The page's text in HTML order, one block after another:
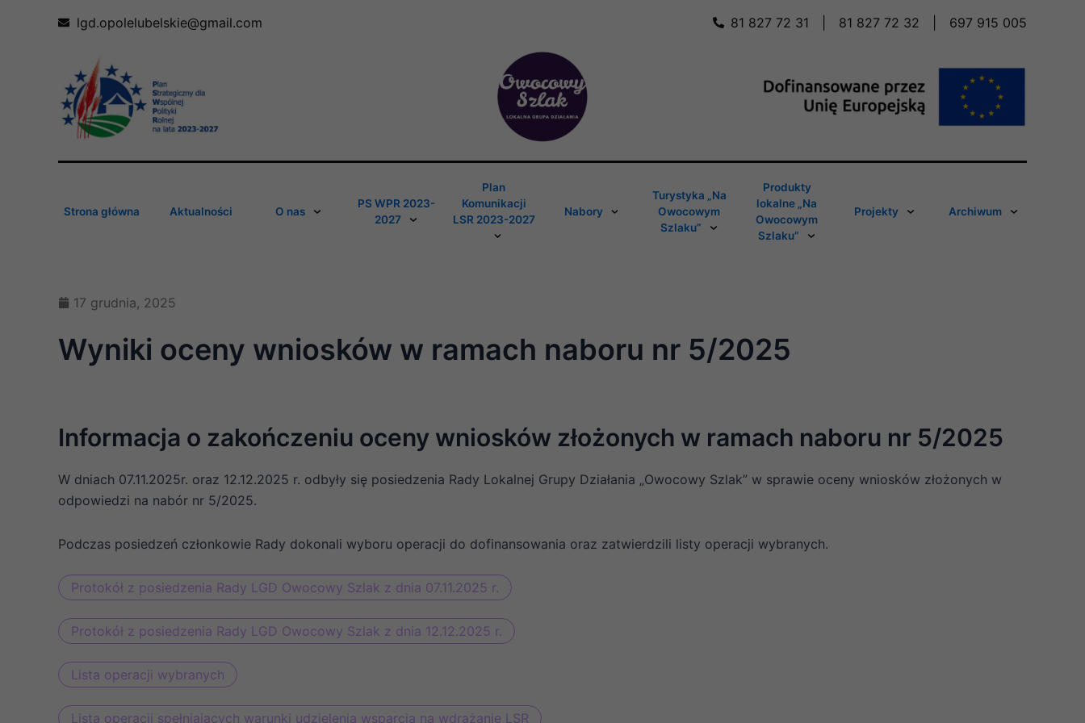
lgd.opolelubelskie@gmail.com 81 827 72 31 81 827 72 32 697 915 005
Strona główna Aktualności O nas
PS WPR 2023-
2027
Plan
Komunikacji
LSR 2023-2027
Nabory
Turystyka „Na
Owocowym
Szlaku”
Produkty
lokalne „Na
Owocowym
Szlaku”
Projekty Archiwum
17 grudnia, 2025
Wyniki oceny wniosków w ramach naboru nr 5/2025
Informacja o zakończeniu oceny wniosków złożonych w ramach naboru nr 5/2025
W dniach 07.11.2025r. oraz 12.12.2025 r. odbyły się posiedzenia Rady Lokalnej Grupy Działania „Owocowy Szlak” w sprawie oceny wniosków złożonych w
odpowiedzi na nabór nr 5/2025.
Podczas posiedzeń członkowie Rady dokonali wyboru operacji do dofinansowania oraz zatwierdzili listy operacji wybranych.
Protokół z posiedzenia Rady LGD Owocowy Szlak z dnia 07.11.2025 r.
Protokół z posiedzenia Rady LGD Owocowy Szlak z dnia 12.12.2025 r.
Lista operacji wybranych
Lista operacji spełniających warunki udzielenia wsparcia na wdrażanie LSR